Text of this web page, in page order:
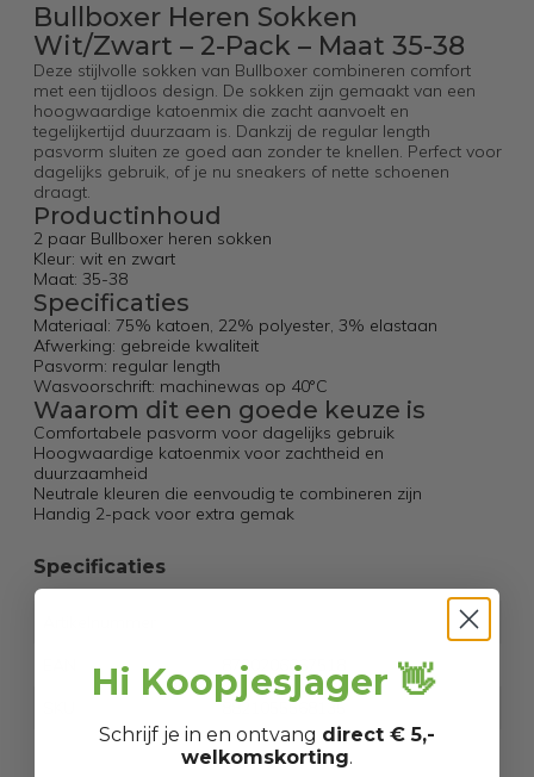
Bullboxer Heren Sokken
Wit/Zwart – 2-Pack – Maat 35-38
Deze stijlvolle sokken van Bullboxer combineren comfort
met een tijdloos design. De sokken zijn gemaakt van een
hoogwaardige katoenmix die zacht aanvoelt en
tegelijkertijd duurzaam is. Dankzij de regular length
pasvorm sluiten ze goed aan zonder te knellen. Perfect voor
dagelijks gebruik, of je nu sneakers of nette schoenen
draagt.
Productinhoud
2 paar Bullboxer heren sokken
Kleur: wit en zwart
Maat: 35-38
Specificaties
Materiaal: 75% katoen, 22% polyester, 3% elastaan
Afwerking: gebreide kwaliteit
Pasvorm: regular length
Wasvoorschrift: machinewas op 40°C
Waarom dit een goede keuze is
Comfortabele pasvorm voor dagelijks gebruik
Hoogwaardige katoenmix voor zachtheid en
duurzaamheid
Neutrale kleuren die eenvoudig te combineren zijn
Handig 2-pack voor extra gemak
Specificaties
8720206667518
8821055568135
Hi Koopjesjager 👋
Schrijf je in en ontvang direct € 5,-
welkomskorting.